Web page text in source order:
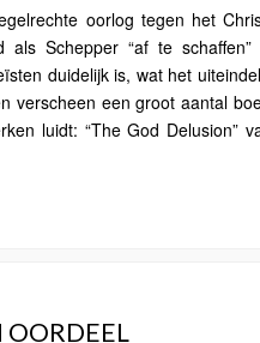
oorlog tegen het
Schepper “af te
duidelijk is, wat het
verscheen een groot aantal
luidt: “The God Delusion”